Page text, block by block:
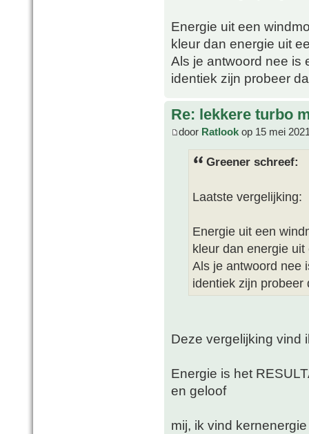
Energie uit een
kleur dan energie uit
Als je antwoord nee is
identiek zijn probeer
Re: lekkere turbo
door Ratlook op 15 mei
Greener schreef:
Laatste vergelijking:
Energie uit een
kleur dan energie
Als je antwoord nee
identiek zijn probeer
Deze vergelijking vind
Energie is het
en geloof
mij, ik vind